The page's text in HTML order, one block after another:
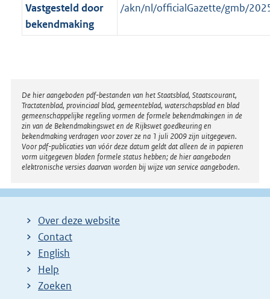
Vastgesteld door
bekendmaking
/akn/nl/officialGazette/gmb/
Disclaimer
De hier aangeboden pdf-bestanden van het Staatsblad, Staatscourant,
Tractatenblad, provinciaal blad, gemeenteblad, waterschapsblad en blad
gemeenschappelijke regeling vormen de formele bekendmakingen in de
zin van de Bekendmakingswet en de Rijkswet goedkeuring en
bekendmaking verdragen voor zover ze na 1 juli 2009 zijn uitgegeven.
Voor pdf-publicaties van vóór deze datum geldt dat alleen de in papieren
vorm uitgegeven bladen formele status hebben; de hier aangeboden
elektronische versies daarvan worden bij wijze van service aangeboden.
Over deze website
Contact
English
Help
Zoeken